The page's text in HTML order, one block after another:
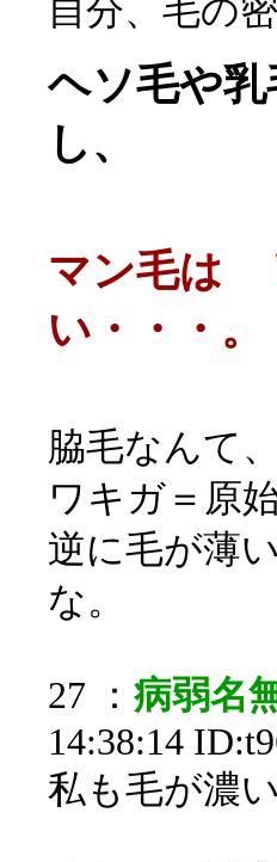
自分、毛の
ヘソ毛や
し、
マン毛は
い・・・。
脇毛なんて
ワキガ＝原
逆に毛が薄
な。
27 ： 病弱名
14:38:14
私も毛が濃い